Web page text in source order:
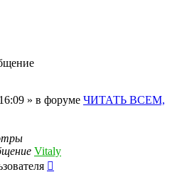
» в форуме ЧИТАТЬ ВСЕМ,
Vitaly